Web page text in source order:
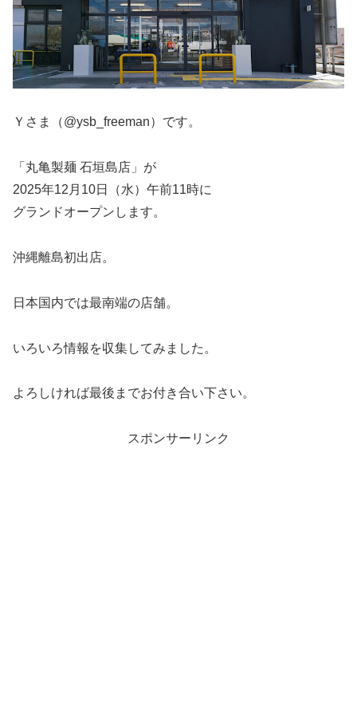
Ｙさま（@ysb_freeman）です。
「丸亀製麺 石垣島店」が
2025年12月10日（水）午前11時に
グランドオープンします。
沖縄離島初出店。
日本国内では最南端の店舗。
いろいろ情報を収集してみました。
よろしければ最後までお付き合い下さい。
スポンサーリンク